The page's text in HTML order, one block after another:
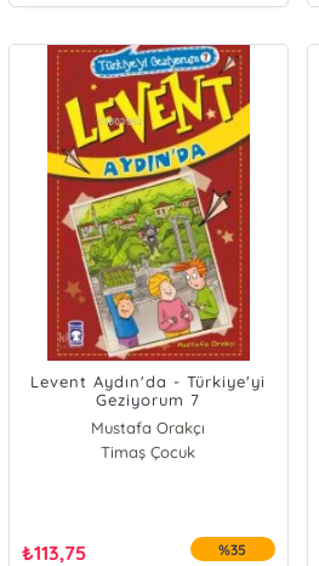
Levent Aydın'da - Türkiye'yi
Geziyorum 7
Mustafa Orakçı
Timaş Çocuk
₺113,75 %35